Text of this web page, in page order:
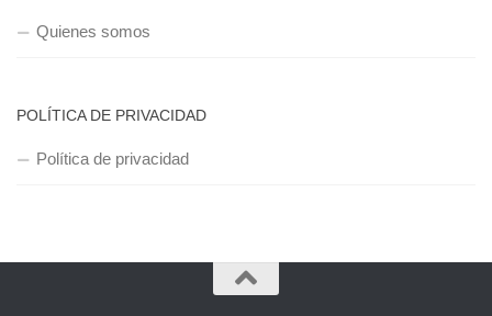
Quienes somos
POLÍTICA DE PRIVACIDAD
Política de privacidad